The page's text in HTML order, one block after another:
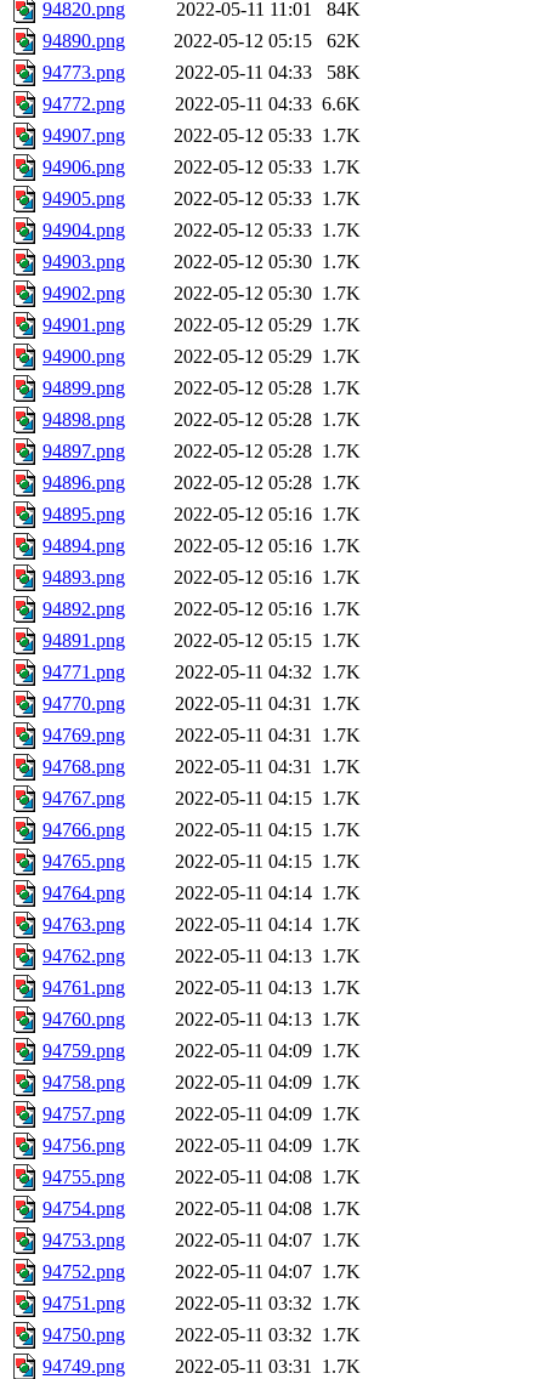
94820.png 2022-05-11 11:01
84K
94890.png
2022-05-12 05:15
62K
94773.png
2022-05-11 04:33
58K
94772.png
2022-05-11 04:33 6.6K
94907.png
2022-05-12 05:33 1.7K
94906.png
2022-05-12 05:33 1.7K
94905.png
2022-05-12 05:33 1.7K
94904.png
2022-05-12 05:33 1.7K
94903.png
2022-05-12 05:30 1.7K
94902.png
2022-05-12 05:30 1.7K
94901.png
2022-05-12 05:29 1.7K
94900.png
2022-05-12 05:29 1.7K
94899.png
2022-05-12 05:28 1.7K
94898.png
2022-05-12 05:28 1.7K
94897.png
2022-05-12 05:28 1.7K
94896.png
2022-05-12 05:28 1.7K
94895.png
2022-05-12 05:16 1.7K
94894.png
2022-05-12 05:16 1.7K
94893.png
2022-05-12 05:16 1.7K
94892.png
2022-05-12 05:16 1.7K
94891.png
2022-05-12 05:15 1.7K
94771.png
2022-05-11 04:32 1.7K
94770.png
2022-05-11 04:31 1.7K
94769.png
2022-05-11 04:31 1.7K
94768.png
2022-05-11 04:31 1.7K
94767.png
2022-05-11 04:15 1.7K
94766.png
2022-05-11 04:15 1.7K
94765.png
2022-05-11 04:15 1.7K
94764.png
2022-05-11 04:14 1.7K
94763.png
2022-05-11 04:14 1.7K
94762.png
2022-05-11 04:13 1.7K
94761.png
2022-05-11 04:13 1.7K
94760.png
2022-05-11 04:13 1.7K
94759.png
2022-05-11 04:09 1.7K
94758.png
2022-05-11 04:09 1.7K
94757.png
2022-05-11 04:09 1.7K
94756.png
2022-05-11 04:09 1.7K
94755.png
2022-05-11 04:08 1.7K
94754.png
2022-05-11 04:08 1.7K
94753.png
2022-05-11 04:07 1.7K
94752.png
2022-05-11 04:07 1.7K
94751.png
2022-05-11 03:32 1.7K
94750.png
2022-05-11 03:32 1.7K
94749.png
2022-05-11 03:31 1.7K